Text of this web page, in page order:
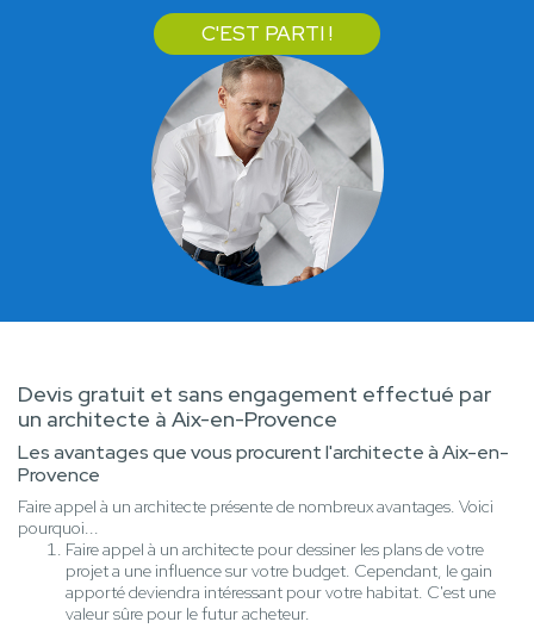
C'EST PARTI !
Devis gratuit et sans engagement effectué par
un architecte à Aix-en-Provence
Les avantages que vous procurent l'architecte à Aix-en-
Provence
Faire appel à un architecte présente de nombreux avantages. Voici
pourquoi...
Faire appel à un architecte pour dessiner les plans de votre
projet a une influence sur votre budget. Cependant, le gain
apporté deviendra intéressant pour votre habitat. C'est une
valeur sûre pour le futur acheteur.